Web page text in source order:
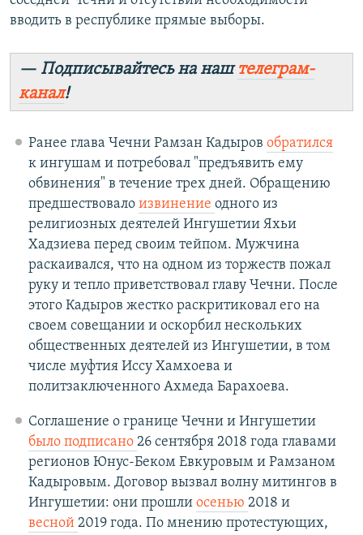
вводить в республике прямые выборы.
— Подписывайтесь на наштелеграм-
канал!
Ранее глава Чечни Рамзан Кадыров обратился
к ингушам и потребовал "предъявить ему
обвинения" в течение трех дней. Обращению
предшествовало извинение одного из
религиозных деятелей Ингушетии Яхьи
Хадзиева перед своим тейпом. Мужчина
раскаивался, что на одном из торжеств пожал
руку и тепло приветствовал главу Чечни. После
этого Кадыров жестко раскритиковал его на
своем совещании и оскорбил нескольких
общественных деятелей из Ингушетии, в том
числе муфтия Иссу Хамхоева и
политзаключенного Ахмеда Барахоева.
Соглашение о границе Чечни и Ингушетии
было подписано 26 сентября 2018 года главами
регионов Юнус-Беком Евкуровым и Рамзаном
Кадыровым. Договор вызвал волну митингов в
Ингушетии: они прошли осенью 2018 и
весной 2019 года. По мнению протестующих,